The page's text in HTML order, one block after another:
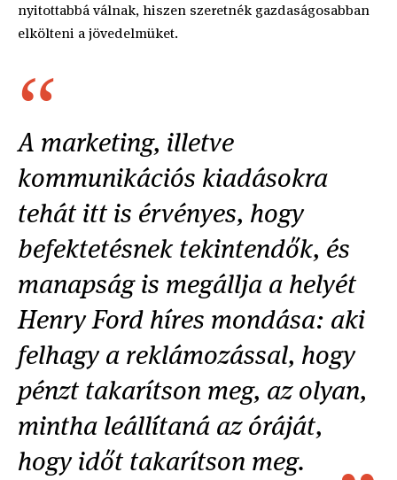
nyitottabbá válnak, hiszen szeretnék gazdaságosabban
elkölteni a jövedelmüket.
A marketing, illetve
kommunikációs kiadásokra
tehát itt is érvényes, hogy
befektetésnek tekintendők, és
manapság is megállja a helyét
Henry Ford híres mondása: aki
felhagy a reklámozással, hogy
pénzt takarítson meg, az olyan,
mintha leállítaná az óráját,
hogy időt takarítson meg.